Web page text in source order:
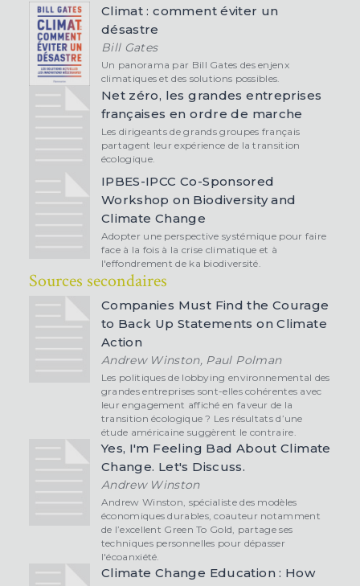
Climat : comment éviter un
désastre
Bill Gates
Un panorama par Bill Gates des enjenx
climatiques et des solutions possibles.
Net zéro, les grandes entreprises
françaises en ordre de marche
Les dirigeants de grands groupes français
partagent leur expérience de la transition
écologique.
IPBES-IPCC Co-Sponsored
Workshop on Biodiversity and
Climate Change
Adopter une perspective systémique pour faire
face à la fois à la crise climatique et à
l'effondrement de ka biodiversité.
Sources secondaires
Companies Must Find the Courage
to Back Up Statements on Climate
Action
Andrew Winston, Paul Polman
Les politiques de lobbying environnemental des
grandes entreprises sont-elles cohérentes avec
leur engagement affiché en faveur de la
transition écologique ? Les résultats d’une
étude américaine suggèrent le contraire.
Yes, I'm Feeling Bad About Climate
Change. Let's Discuss.
Andrew Winston
Andrew Winston, spécialiste des modèles
économiques durables, coauteur notamment
de l’excellent Green To Gold, partage ses
techniques personnelles pour dépasser
l'écoanxiété.
Climate Change Education : How